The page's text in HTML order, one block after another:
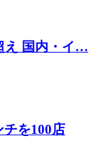
え 国内・イ…
チを100店